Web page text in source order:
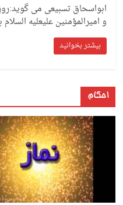
ابواسحاق تسبیعی می
و امیرالمؤمنین علیعلیه
بیشتر بخوانید
احکام